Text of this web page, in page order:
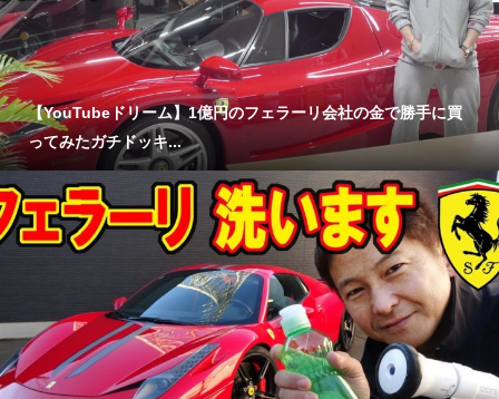
【YouTubeドリーム】1億円のフェラーリ会社の金で勝手に買
ってみたガチドッキ...